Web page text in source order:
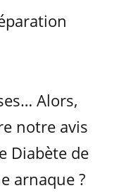
Alors,
notre avis
Diabète de
arnaque ?